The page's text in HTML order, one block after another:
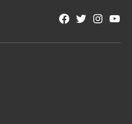
anuncian
tres años